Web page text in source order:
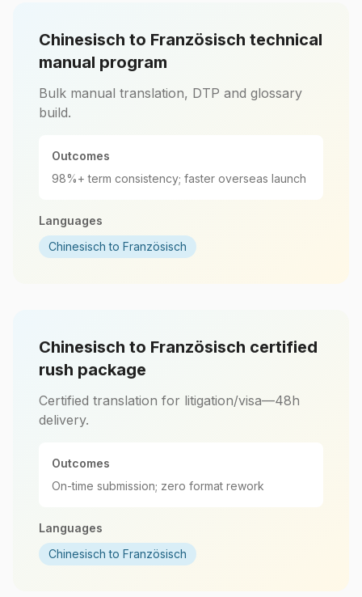
Chinesisch to Französisch technical
manual program
Bulk manual translation, DTP and glossary
build.
Outcomes
98%+ term consistency; faster overseas launch
Languages
Chinesisch to Französisch
Chinesisch to Französisch certified
rush package
Certified translation for litigation/visa—48h
delivery.
Outcomes
On-time submission; zero format rework
Languages
Chinesisch to Französisch